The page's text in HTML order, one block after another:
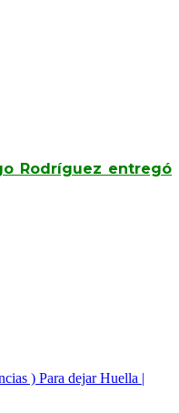
Rodríguez entregó
) Para dejar Huella |